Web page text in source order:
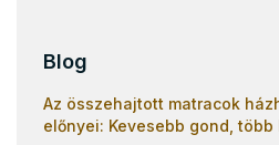
Blog
Az összehajtott matracok
előnyei: Kevesebb gond, több